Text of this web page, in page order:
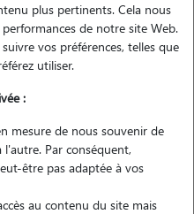
à Chanac
plus pertinents. Cela nous
de notre site Web.
vos préférences, telles que
utiliser.
:
mesure de nous souvenir de
Par conséquent,
être pas adaptée à vos
au contenu du site mais